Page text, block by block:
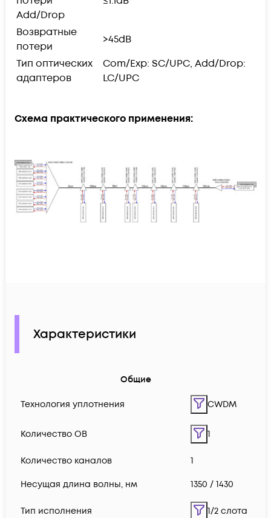
Add/Drop
Возвратные
потери
>45dB
Тип оптических
адаптеров
Com/Exp: SC/UPC, Add/Drop:
LC/UPC
Схема практического применения:
Характеристики
Общие
Технология уплотнения CWDM
Количество ОВ 1
Количество каналов 1
Несущая длина волны, нм 1350 / 1430
Тип исполнения 1/2 слота